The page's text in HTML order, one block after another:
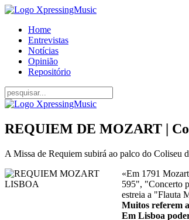
Home
Entrevistas
Notícias
Opinião
Repositório
REQUIEM DE MOZART |
A Missa de Requiem subirá ao palco do Coliseu
«Em 1791
595", "Concerto
estreia a "Flauta
Muitos referem
Em Lisboa